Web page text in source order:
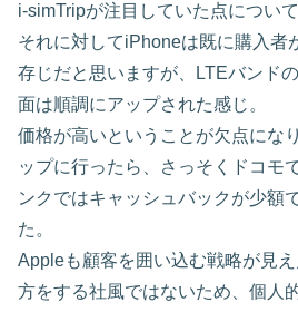
i-simTripが注目していた点につい
それに対してiPhoneは既に購入者
存じだと思いますが、LTEバンド
面は順調にアップされた感じ。
価格が高いということが欠点にな
ップに行ったら、さっそくドコモ
ンクではキャッシュバックが少額
た。
Appleも顧客を囲い込む戦略が見
方をする社風ではないため、個人